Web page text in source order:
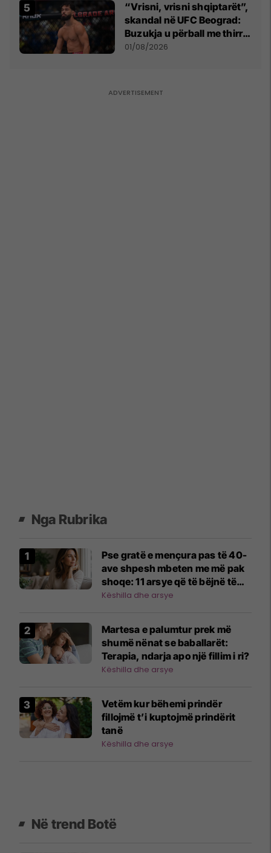
“Vrisni, vrisni shqiptarët”,
skandal në UFC Beograd:
Buzukja u përball me thirrje
anti-shqiptare nga
01/08/2026
Nga Rubrika
Pse gratë e mençura pas të 40-
ave shpesh mbeten me më pak
shoqe: 11 arsye që të bëjnë të
mendosh
Këshilla dhe arsye
Martesa e palumtur prek më
shumë nënat se baballarët:
Terapia, ndarja apo një fillim i ri?
Këshilla dhe arsye
Vetëm kur bëhemi prindër
fillojmë t’i kuptojmë prindërit
tanë
Këshilla dhe arsye
Në trend Botë